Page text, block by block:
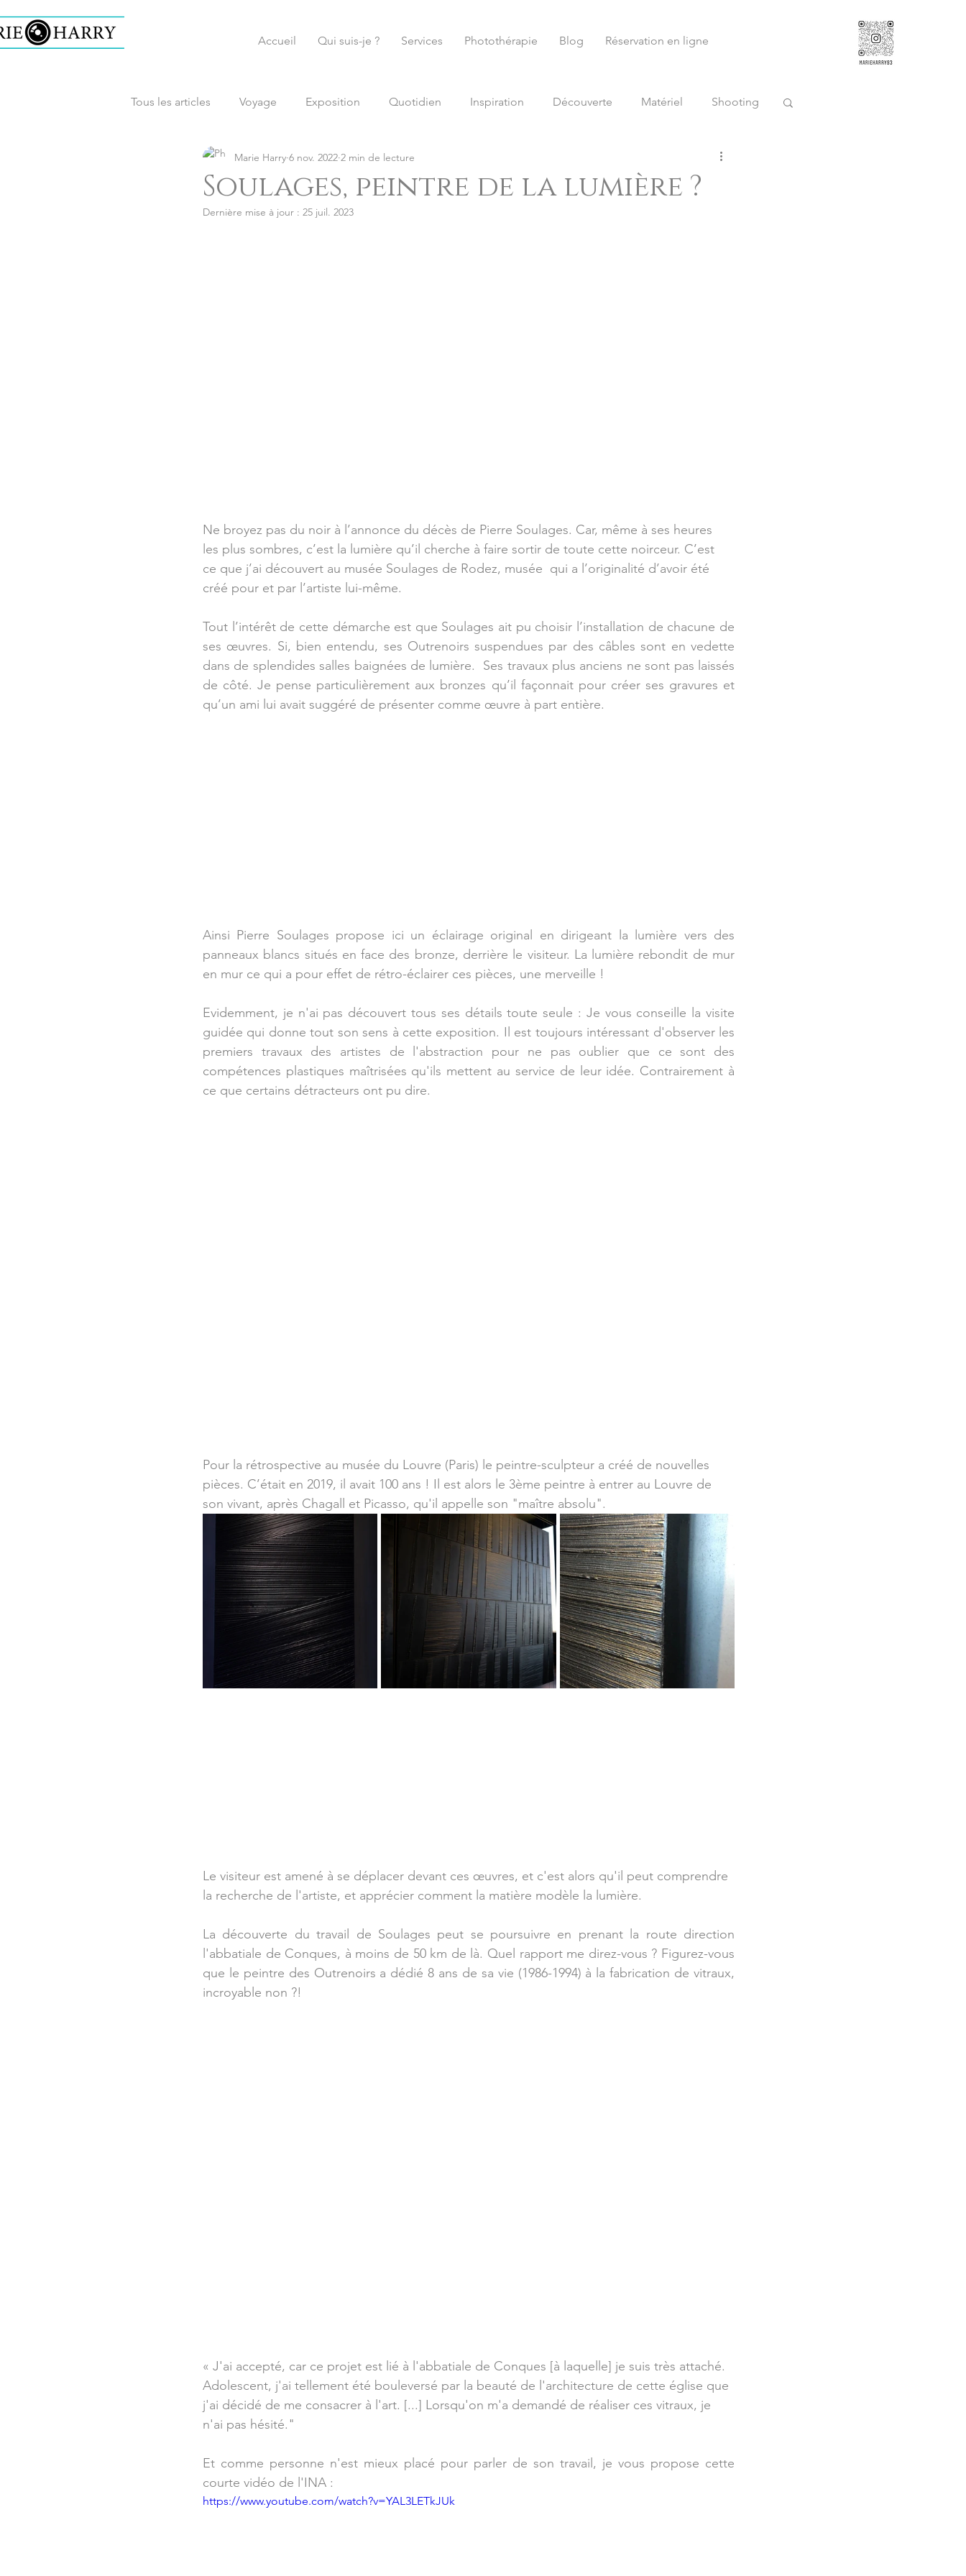
Accueil Qui suis-je ? Services Photothérapie Blog Réservation en ligne
Tous les articles Voyage Exposition Quotidien Inspiration Découverte Matériel Shooting
reportage social association Seine-Saint-Denis
développement personnel Book
Soulages, peintre de la lumière ?
Marie Harry 6 nov. 2022 2 min de lecture
Dernière mise à jour : 25 juil. 2023
Ne broyez pas du noir à l’annonce du décès de Pierre Soulages. Car, même à ses heures
les plus sombres, c’est la lumière qu’il cherche à faire sortir de toute cette noirceur. C’est
ce que j’ai découvert au musée Soulages de Rodez, musée  qui a l’originalité d’avoir été
créé pour et par l’artiste lui-même.
Tout l’intérêt de cette démarche est que Soulages ait pu choisir l’installation de chacune de
ses œuvres. Si, bien entendu, ses Outrenoirs suspendues par des câbles sont en vedette
dans de splendides salles baignées de lumière.  Ses travaux plus anciens ne sont pas laissés
de côté. Je pense particulièrement aux bronzes qu’il façonnait pour créer ses gravures et
qu’un ami lui avait suggéré de présenter comme œuvre à part entière.
Ainsi Pierre Soulages propose ici un éclairage original en dirigeant la lumière vers des
panneaux blancs situés en face des bronze, derrière le visiteur. La lumière rebondit de mur
en mur ce qui a pour effet de rétro-éclairer ces pièces, une merveille !
Evidemment, je n'ai pas découvert tous ses détails toute seule : Je vous conseille la visite
guidée qui donne tout son sens à cette exposition. Il est toujours intéressant d'observer les
premiers travaux des artistes de l'abstraction pour ne pas oublier que ce sont des
compétences plastiques maîtrisées qu'ils mettent au service de leur idée. Contrairement à
ce que certains détracteurs ont pu dire.
Pour la rétrospective au musée du Louvre (Paris) le peintre-sculpteur a créé de nouvelles
pièces. C’était en 2019, il avait 100 ans ! Il est alors le 3ème peintre à entrer au Louvre de
son vivant, après Chagall et Picasso, qu'il appelle son "maître absolu".
Le visiteur est amené à se déplacer devant ces œuvres, et c'est alors qu'il peut comprendre
la recherche de l'artiste, et apprécier comment la matière modèle la lumière.
La découverte du travail de Soulages peut se poursuivre en prenant la route direction
l'abbatiale de Conques, à moins de 50 km de là. Quel rapport me direz-vous ? Figurez-vous
que le peintre des Outrenoirs a dédié 8 ans de sa vie (1986-1994) à la fabrication de vitraux,
incroyable non ?!
« J'ai accepté, car ce projet est lié à l'abbatiale de Conques [à laquelle] je suis très attaché.
Adolescent, j'ai tellement été bouleversé par la beauté de l'architecture de cette église que
j'ai décidé de me consacrer à l'art. [...] Lorsqu'on m'a demandé de réaliser ces vitraux, je
n'ai pas hésité."
Et comme personne n'est mieux placé pour parler de son travail, je vous propose cette
courte vidéo de l'INA :
https://www.youtube.com/watch?v=YAL3LETkJUk